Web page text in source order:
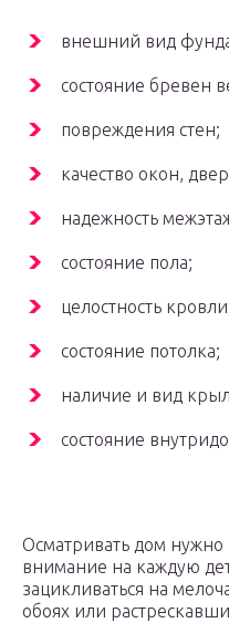
внешний вид
состояние бревен
повреждения стен;
качество окон,
надежность
состояние пола;
целостность
состояние потолка;
наличие и вид
состояние
Осматривать дом
внимание на каждую
зацикливаться на
обоях или